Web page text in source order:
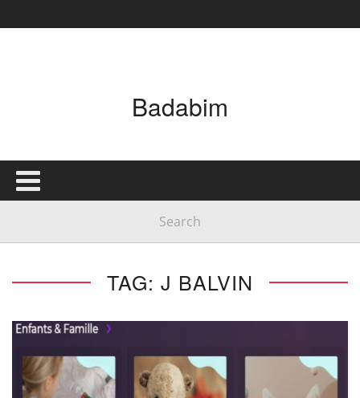
Badabim
TAG: J BALVIN